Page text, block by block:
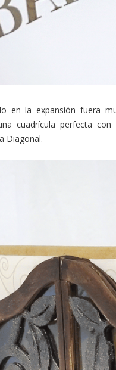
en la expansión fuera
cuadrícula perfecta
Diagonal.